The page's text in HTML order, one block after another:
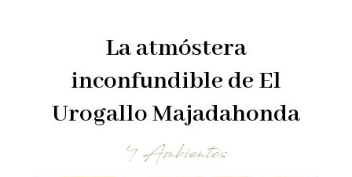
La atmóstera
inconfundible de El
Urogallo Majadahonda
4 Ambientes